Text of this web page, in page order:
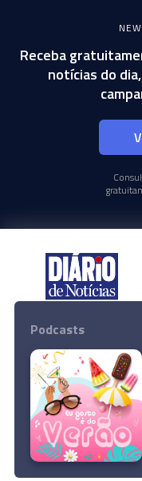
Receba
notícias do
© 2024
Todos
Podcasts